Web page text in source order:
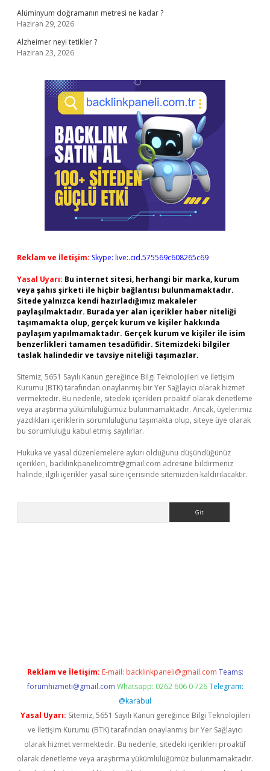
Alüminyum doğramanın metresi ne kadar ?
Haziran 29, 2026
Alzheimer neyi tetikler ?
Haziran 23, 2026
Reklam ve İletişim: Skype: live:.cid.575569c608265c69
Yasal Uyarı: Bu internet sitesi, herhangi bir marka, kurum
veya şahıs şirketi ile hiçbir bağlantısı bulunmamaktadır.
Sitede yalnızca kendi hazırladığımız makaleler
paylaşılmaktadır. Burada yer alan içerikler haber niteliği
taşımamakta olup, gerçek kurum ve kişiler hakkında
paylaşım yapılmamaktadır. Gerçek kurum ve kişiler ile isim
benzerlikleri tamamen tesadüfidir. Sitemizdeki bilgiler
taslak halindedir ve tavsiye niteliği taşımazlar.
Sitemiz, 5651 Sayılı Kanun gereğince Bilgi Teknolojileri ve İletişim
Kurumu (BTK) tarafından onaylanmış bir Yer Sağlayıcı olarak hizmet
vermektedir. Bu nedenle, sitedeki içerikleri proaktif olarak denetleme
veya araştırma yükümlülüğümüz bulunmamaktadır. Ancak, üyelerimiz
yazdıkları içeriklerin sorumluluğunu taşımakta olup, siteye üye olarak
bu sorumluluğu kabul etmiş sayılırlar.
Hukuka ve yasal düzenlemelere aykırı olduğunu düşündüğünüz
içerikleri, backlinkpanelicomtr@gmail.com adresine bildirmeniz
halinde, ilgili içerikler yasal süre içerisinde sitemizden kaldırılacaktır.
Reklam ve İletişim: E-mail: backlinkpaneli@gmail.com Teams:
forumhizmeti@gmail.com Whatsapp: 0262 606 0 726 Telegram:
@karabul
Yasal Uyarı: Sitemiz, 5651 Sayılı Kanun gereğince Bilgi Teknolojileri
ve İletişim Kurumu (BTK) tarafından onaylanmış bir Yer Sağlayıcı
olarak hizmet vermektedir. Bu nedenle, sitedeki içerikleri proaktif
olarak denetleme veya araştırma yükümlülüğümüz bulunmamaktadır.